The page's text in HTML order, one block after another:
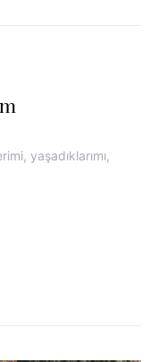
yaşadıklarımı,